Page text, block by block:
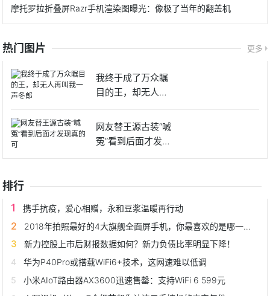
摩托罗拉折叠屏Razr手机渲染图曝光：像极了当年的翻盖机
热门图片 更多
我终于成了万众瞩
目的王，却无人再
网友替王源古装“喊
冤”看到后面才发现
真的
排行
携手抗疫，爱心相赠，永和豆浆温暖再行动
2018年拍照最好的4大旗舰全面屏手机，你最喜欢的是哪一款？
新力控股上市后财报数据如何？新力负债比率明显下降！
华为P40Pro或搭载WiFi6+技术，这网速难以低调
小米AIoT路由器AX3600迅速售罄：支持WiFi 6 599元